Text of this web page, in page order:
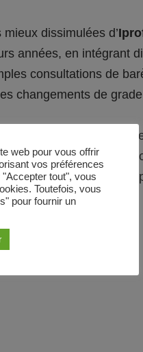
dissimulées d’
années, en intégrant
consultations de
changements de
de
opportunités de
Cette approche
compétences
web pour vous offrir
vos préférences
tout", vous
Toutefois, vous
pour fournir un